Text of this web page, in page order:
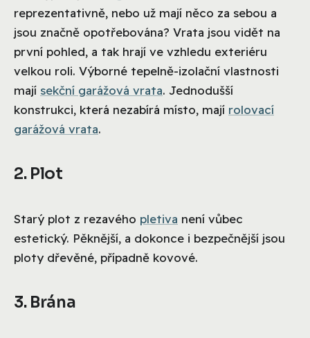
reprezentativně, nebo už mají něco za sebou a
jsou značně opotřebována? Vrata jsou vidět na
první pohled, a tak hrají ve vzhledu exteriéru
velkou roli. Výborné tepelně-izolační vlastnosti
mají sekční garážová vrata. Jednodušší
konstrukci, která nezabírá místo, mají rolovací
garážová vrata.
2. Plot
Starý plot z rezavého pletiva není vůbec
estetický. Pěknější, a dokonce i bezpečnější jsou
ploty dřevěné, případně kovové.
3. Brána